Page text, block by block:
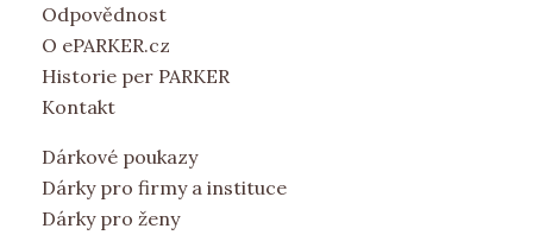
Odpovědnost
O ePARKER.cz
Historie per PARKER
Kontakt
Dárkové poukazy
Dárky pro firmy a instituce
Dárky pro ženy